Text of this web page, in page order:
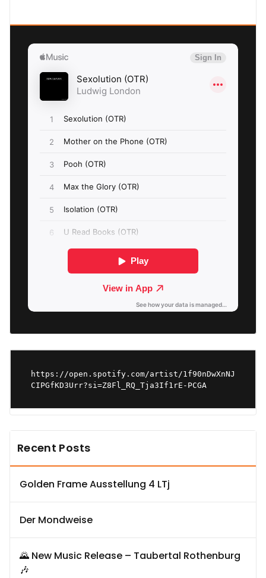
https://open.spotify.com/artist/1f90nDwXnNJ
CIPGfKD3Urr?si=Z8Fl_RQ_Tja3If1rE-PCGA
Recent Posts
Golden Frame Ausstellung 4 LTj
Der Mondweise
🌄 New Music Release – Taubertal Rothenburg
🎶